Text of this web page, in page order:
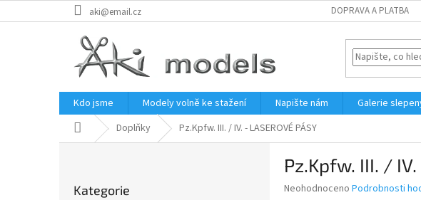
na
aki@email.cz DOPRAVA A PLATBA
Kdo jsme Modely volně ke stažení Napište nám
Galerie
Domů Doplňky Pz.Kpfw. III. / IV. - LASEROVÉ PÁSY
kategorie
Kategorie
Pz.Kpfw. III. / IV.
Průměrné
Neohodnoceno Podrobnosti